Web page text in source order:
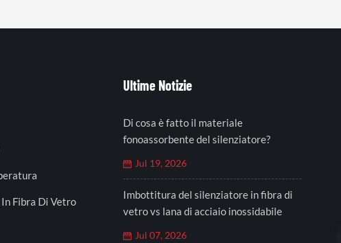
Fibra Di Vetro
Ultime Notizie
Di cosa è fatto il materiale
fonoassorbente del silenziatore?
Jul 19, 2026
Imbottitura del silenziatore in fibra di
vetro vs lana di acciaio inossidabile
Jul 07, 2026